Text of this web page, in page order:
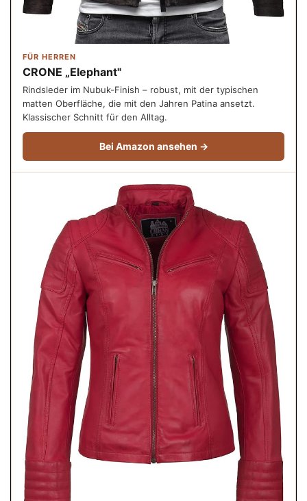
FÜR HERREN
CRONE „Elephant"
Rindsleder im Nubuk-Finish – robust, mit der typischen
matten Oberfläche, die mit den Jahren Patina ansetzt.
Klassischer Schnitt für den Alltag.
Bei Amazon ansehen →